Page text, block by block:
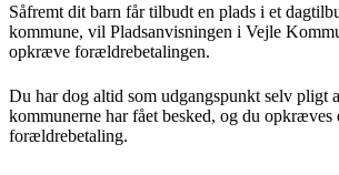
Såfremt dit barn får tilbudt en plads i et
kommune, vil Pladsanvisningen i Vejle
opkræve forældrebetalingen.
Du har dog altid som udgangspunkt selv pligt
kommunerne har fået besked, og du opkræves
forældrebetaling.